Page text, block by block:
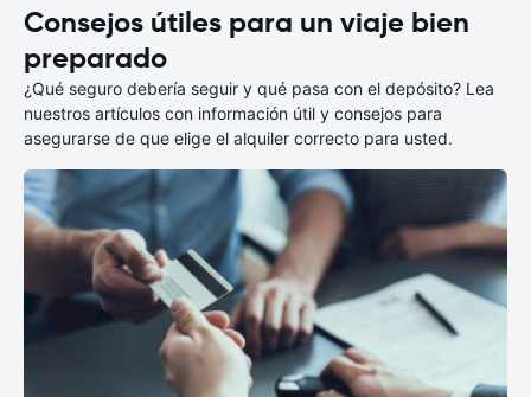
Consejos útiles para un viaje bien
preparado
¿Qué seguro debería seguir y qué pasa con el depósito? Lea
nuestros artículos con información útil y consejos para
asegurarse de que elige el alquiler correcto para usted.